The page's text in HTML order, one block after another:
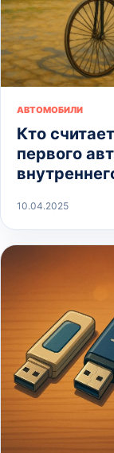
АВТОМОБИЛИ
Кто
первого
10.04.2025